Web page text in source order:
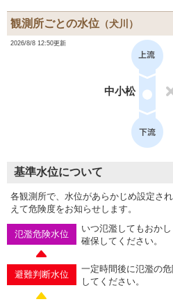
観測所ごとの水位 （犬川）
2026/8/8 12:50更新
中小松
基準水位について
各観測所で、水位があらかじめ設定さ
えて危険度をお知らせします。
氾濫危険水位
いつ氾濫してもおか
確保してください。
避難判断水位
一定時間後に氾濫の危
してください。